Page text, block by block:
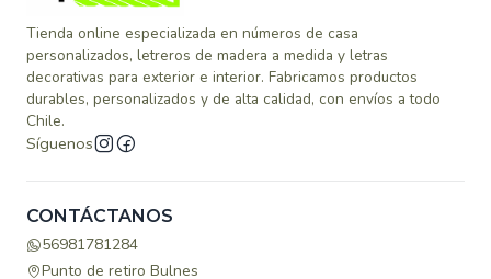
Tienda online especializada en números de casa
personalizados, letreros de madera a medida y letras
decorativas para exterior e interior. Fabricamos productos
durables, personalizados y de alta calidad, con envíos a todo
Chile.
Síguenos
CONTÁCTANOS
56981781284
Punto de retiro Bulnes